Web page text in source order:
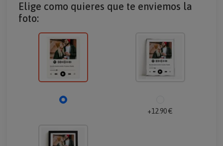
Elige como quieres que te enviemos la
foto:
+12.90 €